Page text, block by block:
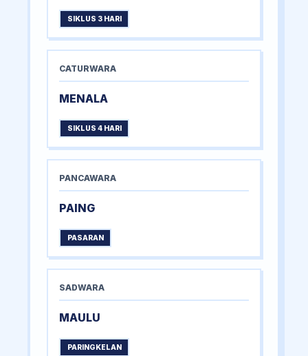
SIKLUS 3 HARI
CATURWARA
MENALA
SIKLUS 4 HARI
PANCAWARA
PAING
PASARAN
SADWARA
MAULU
PARINGKELAN